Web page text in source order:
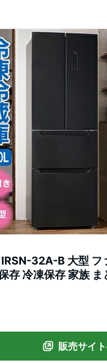
32A-B 大型
存 冷凍保存 家族
販売サイ